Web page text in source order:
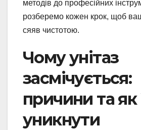
методів до професійних
розберемо кожен крок, щоб
сяяв чистотою.
Чому унітаз
засмічується:
причини та як
уникнути